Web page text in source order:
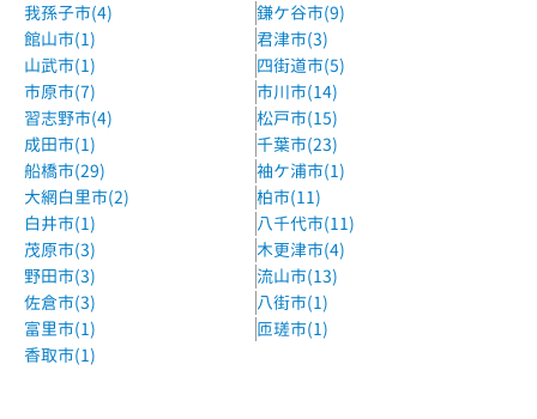
アスカ進学ゼミ流山教室
流鉄流山線 流山駅 徒歩7分
アスカ進学ゼミ初石教室
東武アーバンパークライン 初石駅 徒歩8分
城南コベッツ初石教室
東武野田線 初石駅 徒歩8分
城南コベッツ流山教室
流鉄流山線 流山駅 徒歩12分
城南コベッツ南流山教室
JR武蔵野線・つくばエクスプレス線 南流山駅 徒歩5分
我孫子市(4)
鎌ケ谷市(9)
館山市(1)
君津市(3)
山武市(1)
四街道市(5)
市原市(7)
市川市(14)
習志野市(4)
松戸市(15)
成田市(1)
千葉市(23)
船橋市(29)
袖ケ浦市(1)
大網白里市(2)
柏市(11)
白井市(1)
八千代市(11)
茂原市(3)
木更津市(4)
野田市(3)
流山市(13)
佐倉市(3)
八街市(1)
富里市(1)
匝瑳市(1)
香取市(1)